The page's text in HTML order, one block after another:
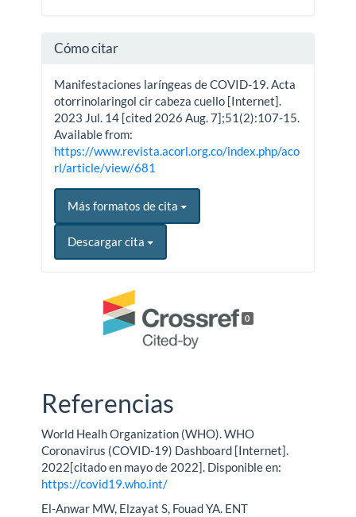
Cómo citar
Manifestaciones laríngeas de COVID-19. Acta
otorrinolaringol cir cabeza cuello [Internet].
2023 Jul. 14 [cited 2026 Aug. 7];51(2):107-15.
Available from:
https://www.revista.acorl.org.co/index.php/aco
rl/article/view/681
Más formatos de cita
Descargar cita
0
Referencias
World Healh Organization (WHO). WHO
Coronavirus (COVID-19) Dashboard [Internet].
2022[citado en mayo de 2022]. Disponible en:
https://covid19.who.int/
El-Anwar MW, Elzayat S, Fouad YA. ENT